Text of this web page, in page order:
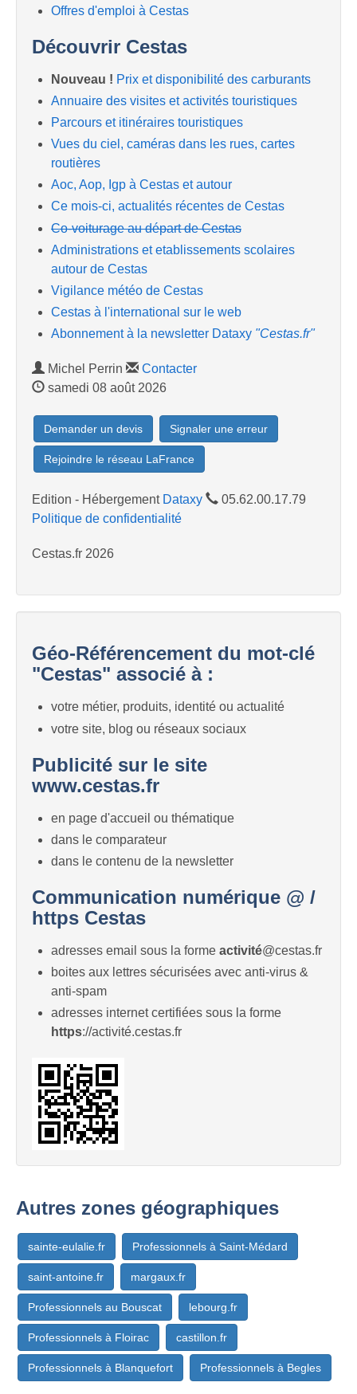
Offres d'emploi à Cestas
Découvrir Cestas
Nouveau ! Prix et disponibilité des carburants
Annuaire des visites et activités touristiques
Parcours et itinéraires touristiques
Vues du ciel, caméras dans les rues, cartes
routières
Aoc, Aop, Igp à Cestas et autour
Ce mois-ci, actualités récentes de Cestas
Co-voiturage au départ de Cestas
Administrations et etablissements scolaires
autour de Cestas
Vigilance météo de Cestas
Cestas à l'international sur le web
Abonnement à la newsletter Dataxy "Cestas.fr"
Michel Perrin
Contacter
samedi 08 août 2026
Demander un devis Signaler une erreur
Rejoindre le réseau LaFrance
Edition - Hébergement Dataxy
05.62.00.17.79
Politique de confidentialité
Cestas.fr 2026
Géo-Référencement du mot-clé
"Cestas" associé à :
votre métier, produits, identité ou actualité
votre site, blog ou réseaux sociaux
Publicité sur le site
www.cestas.fr
en page d'accueil ou thématique
dans le comparateur
dans le contenu de la newsletter
Communication numérique @ /
https Cestas
adresses email sous la forme activité@cestas.fr
boites aux lettres sécurisées avec anti-virus &
anti-spam
adresses internet certifiées sous la forme
https://activité.cestas.fr
Autres zones géographiques
sainte-eulalie.fr Professionnels à Saint-Médard
saint-antoine.fr margaux.fr
Professionnels au Bouscat lebourg.fr
Professionnels à Floirac castillon.fr
Professionnels à Blanquefort Professionnels à Begles